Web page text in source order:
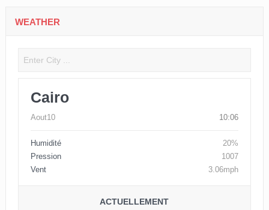
WEATHER
Cairo
Aout10 10:06
Humidité
20%
Pression
1007
Vent
3.06mph
ACTUELLEMENT